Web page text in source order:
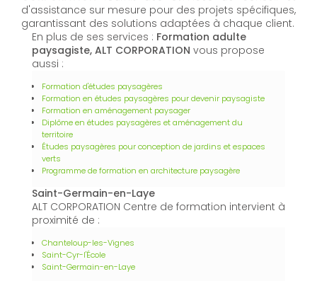
d'assistance sur mesure pour des projets spécifiques,
garantissant des solutions adaptées à chaque client.
En plus de ses services : Formation adulte
paysagiste, ALT CORPORATION vous propose
aussi :
Formation d'études paysagères
Formation en études paysagères pour devenir paysagiste
Formation en aménagement paysager
Diplôme en études paysagères et aménagement du
territoire
Études paysagères pour conception de jardins et espaces
verts
Programme de formation en architecture paysagère
Saint-Germain-en-Laye
ALT CORPORATION Centre de formation intervient à
proximité de :
Chanteloup-les-Vignes
Saint-Cyr-l'École
Saint-Germain-en-Laye